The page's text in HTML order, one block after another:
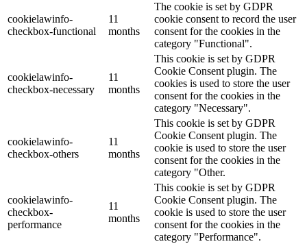
cookielawinfo-
checkbox-functional
11
months
The cookie is set by GDPR
cookie consent to record the user
consent for the cookies in the
category "Functional".
cookielawinfo-
checkbox-necessary
11
months
This cookie is set by GDPR
Cookie Consent plugin. The
cookies is used to store the user
consent for the cookies in the
category "Necessary".
cookielawinfo-
checkbox-others
11
months
This cookie is set by GDPR
Cookie Consent plugin. The
cookie is used to store the user
consent for the cookies in the
category "Other.
cookielawinfo-
checkbox-
performance
11
months
This cookie is set by GDPR
Cookie Consent plugin. The
cookie is used to store the user
consent for the cookies in the
category "Performance".